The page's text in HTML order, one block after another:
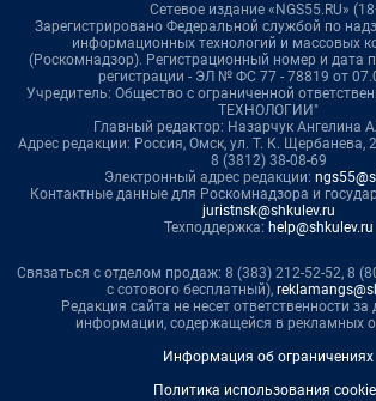
Сетевое издание «NGS55.RU»
Зарегистрировано Федеральной службой по
информационных технологий и массовых
(Роскомнадзор). Регистрационный номер и дата
регистрации - ЭЛ № ФС 77 - 78819 от
Учредитель: Общество с ограниченной
ТЕХНОЛОГИИ"
Главный редактор: Назарчук Ангелина
Адрес редакции: Россия, Омск, ул. Т. К. Щербанева,
8 (3812) 38-08-69
Электронный адрес редакции:
Контактные данные для Роскомнадзора и
juristnsk@shkulev.ru
Техподдержка: help@shkulev.ru
Связаться с отделом продаж: 8 (383) 212-52-52, 8
с сотового бесплатный),
Редакция сайта не несет ответственности за
информации, содержащейся в рекламных
Информация об ограничениях
Политика использования